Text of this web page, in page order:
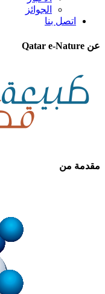
الجوائز
اتصل بنا
عن Qatar e-Nature
مقدمة من